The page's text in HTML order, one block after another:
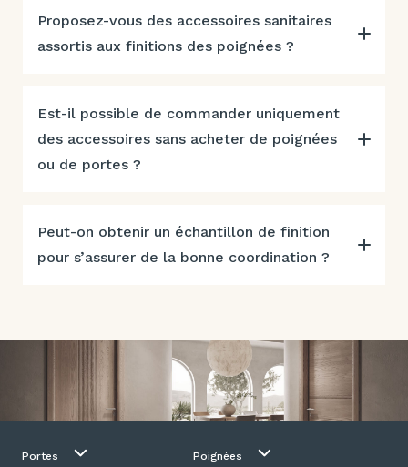
Proposez-vous des accessoires sanitaires
assortis aux finitions des poignées ?
Est-il possible de commander uniquement
des accessoires sans acheter de poignées
ou de portes ?
Peut-on obtenir un échantillon de finition
pour s’assurer de la bonne coordination ?
Portes Poignées